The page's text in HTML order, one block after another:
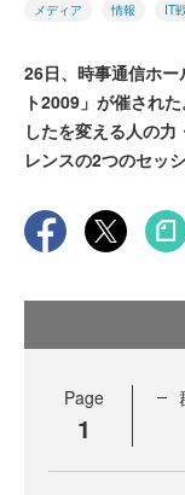
メディア 情報 IT
26日、時事通信ホ
ト2009」が催され
したを変える人の
レンスの2つのセッ
Page
1